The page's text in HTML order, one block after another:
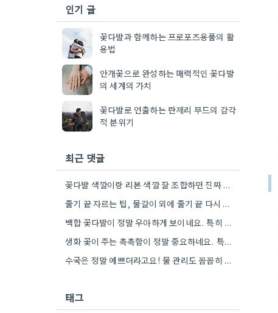
인기 글
꽃다발과 함께하는 프로포즈용품의 활
용법
안개꽃으로 완성하는 매력적인 꽃다발
의 세계의 가치
꽃다발로 연출하는 란제리 무드의 감각
적 분위기
최근 댓글
꽃다발 색깔이랑 리본 색깔 잘 조합하면 진짜 멋있더라구요.
줄기 끝 자르는 팁, 물갈이 외에 줄기 끝 다시 자르는 방법도 있네요. 그거 완전 꿀팁인…
백합 꽃다발이 정말 우아하게 보이네요. 특히 흰색이나 연한 색 계열이 안전한 선택인 것 같아요.
생화 꽃이 주는 촉촉함이 정말 중요하네요. 특히 겹벚꽃은 사진으로는 다르게 보인다는 점, 실제로 보러 가봐야…
수국은 정말 예쁘더라고요! 물 관리도 꼼꼼히 해야 오래 볼 수 있을 텐데, 제가 좀 덜…
태그